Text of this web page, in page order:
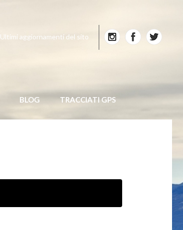
Ultimi aggiornamenti del sito
BLOG TRACCIATI GPS